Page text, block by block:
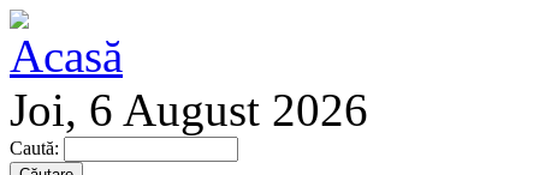
Joi, 6 August 2026
Caută: